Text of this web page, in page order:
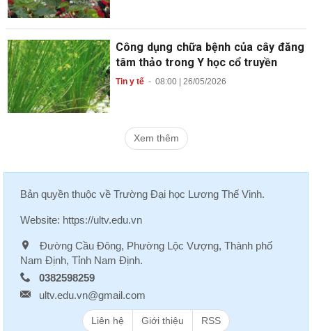
Công dụng chữa bệnh của cây đăng
tâm thảo trong Y học cổ truyền
Tin y tế- 08:00 | 26/05/2026
Xem thêm
Bản quyền thuộc về Trường Đại học Lương Thế Vinh.
Website: https://ultv.edu.vn
Đường Cầu Đông, Phường Lộc Vượng, Thành phố
Nam Định, Tỉnh Nam Định.
0382598259
ultv.edu.vn@gmail.com
Liên hệ Giới thiệu RSS